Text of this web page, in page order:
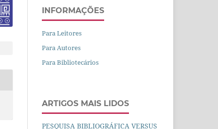
INFORMAÇÕES
Para Leitores
Para Autores
Para Bibliotecários
ARTIGOS MAIS LIDOS
PESQUISA BIBLIOGRÁFICA VERSUS